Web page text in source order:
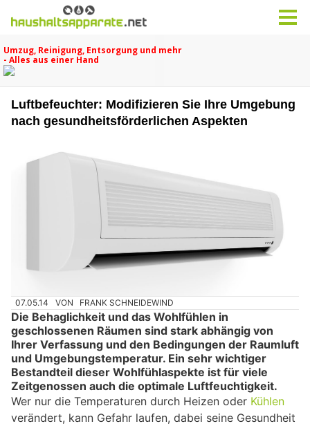
Luftbefeuchter: Modifizieren Sie Ihre Umgebung
nach gesundheitsförderlichen Aspekten
07.05.14 VON FRANK SCHNEIDEWIND
Die Behaglichkeit und das Wohlfühlen in
geschlossenen Räumen sind stark abhängig von
Ihrer Verfassung und den Bedingungen der Raumluft
und Umgebungstemperatur. Ein sehr wichtiger
Bestandteil dieser Wohlfühlaspekte ist für viele
Zeitgenossen auch die optimale Luftfeuchtigkeit.
Wer nur die Temperaturen durch Heizen oder Kühlen
verändert, kann Gefahr laufen, dabei seine Gesundheit